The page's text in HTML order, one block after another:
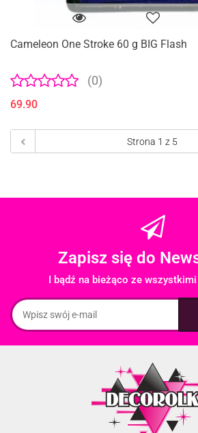
Cameleon One Stroke 60 g BIG Flash
(0)
69.90
Zapisz się do
I bądź na bieżąco ze